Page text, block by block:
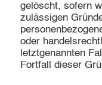
gelöscht, sofern
zulässigen
oder
letztgenannten
Fortfall dieser